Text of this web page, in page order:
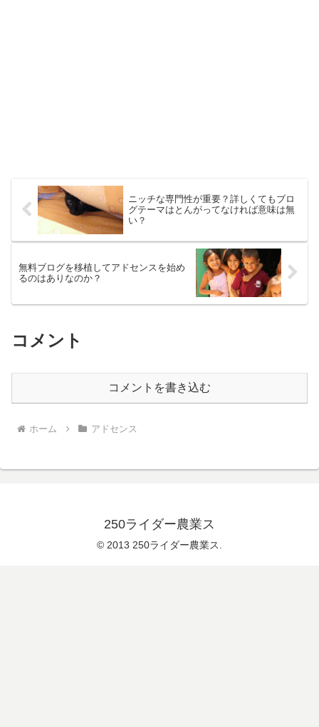
ニッチな専門性が重要？詳しくてもブロ
グテーマはとんがってなければ意味は無
い？
無料ブログを移植してアドセンスを始め
るのはありなのか？
コメント
コメントを書き込む
ホーム アドセンス
250ライダー農業ス
© 2013 250ライダー農業ス.